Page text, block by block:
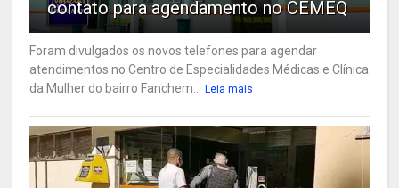
contato para agendamento no CEMEQ
Foram divulgados os novos telefones para agendar
atendimentos no Centro de Especialidades Médicas e Clínica
da Mulher do bairro Fanchem...
Leia mais